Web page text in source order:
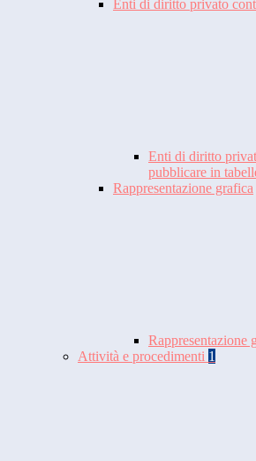
Enti di diritto privato
Enti di diritto
pubblicare in
Rappresentazione grafica
Rappresentazione
Attività e procedimenti 1